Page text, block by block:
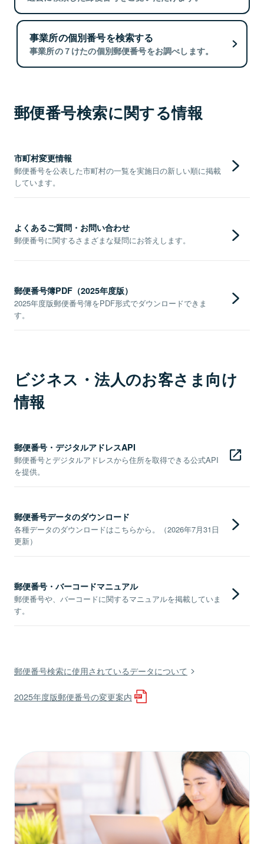
事業所の個別番号を検索する
事業所の７けたの個別郵便番号をお調べします。
郵便番号検索に関する情報
市町村変更情報
郵便番号を公表した市町村の一覧を実施日の新しい順に掲載
しています。
よくあるご質問・お問い合わせ
郵便番号に関するさまざまな疑問にお答えします。
郵便番号簿PDF（2025年度版）
2025年度版郵便番号簿をPDF形式でダウンロードできま
す。
ビジネス・法人のお客さま向け
情報
郵便番号・デジタルアドレスAPI
郵便番号とデジタルアドレスから住所を取得できる公式API
を提供。
郵便番号データのダウンロード
各種データのダウンロードはこちらから。（2026年7月31日
更新）
郵便番号・バーコードマニュアル
郵便番号や、バーコードに関するマニュアルを掲載していま
す。
郵便番号検索に使用されているデータについて
2025年度版郵便番号の変更案内